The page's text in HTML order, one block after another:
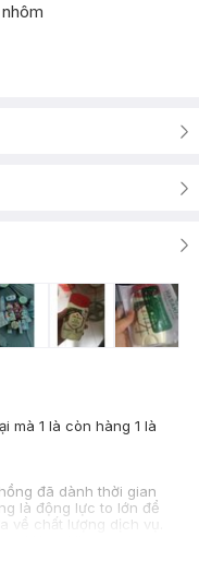
mà 1 là còn hàng 1 là
đã dành thời gian
là động lực to lớn để
về chất lượng dịch vụ.
tại Hasaki!